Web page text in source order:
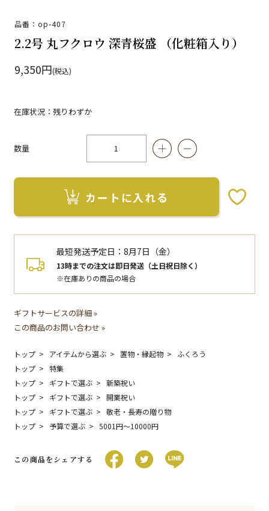
品番：op-407
2.2号 丸フクロウ 深青桜盛 （化粧箱入り）
9,350円(税込)
在庫状況：残りわずか
数量
カートに入れる
最短発送予定日：8月7日（金）
13時までの注文は即日発送（土日祝日除く）
※在庫ありの商品の場合
ギフトサービスの詳細 »
この商品のお問い合わせ »
トップ アイテムから選ぶ 置物・縁起物
ふくろう
トップ
特集
トップ
ギフトで選ぶ
新築祝い
トップ
ギフトで選ぶ
開業祝い
トップ
ギフトで選ぶ
敬老・長寿の贈り物
トップ
予算で選ぶ 5001円〜10000円
この商品をシェアする